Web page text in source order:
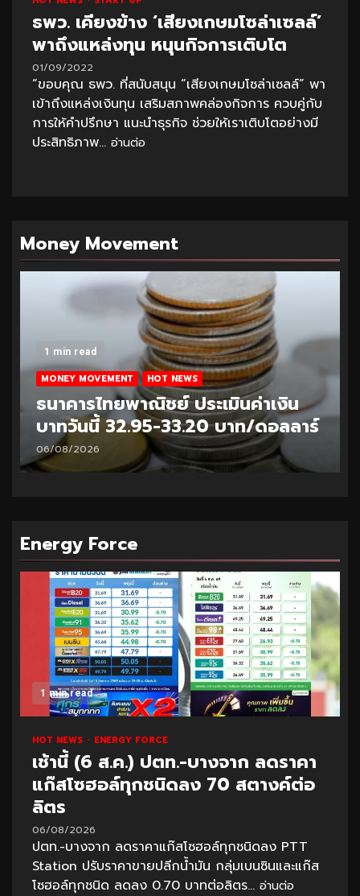
ธพว. เคียงข้าง ‘เสียงเกษมโซล่าเซลล์’
พาถึงแหล่งทุน หนุนกิจการเติบโต
01/09/2022
“ขอบคุณ ธพว. ที่สนับสนุน “เสียงเกษมโซล่าเซลล์” พา
เข้าถึงแหล่งเงินทุน เสริมสภาพคล่องกิจการ ควบคู่กับ
การให้คำปรึกษา แนะนำธุรกิจ ช่วยให้เราเติบโตอย่างมี
ประสิทธิภาพ... อ่านต่อ
Money Movement
1 min read
MONEY MOVEMENT HOT NEWS
ธนาคารไทยพาณิชย์ ประเมินค่าเงิน
บาทวันนี้ 32.95-33.20 บาท/ดอลลาร์
06/08/2026
Energy Force
1 min read
HOT NEWS ENERGY FORCE
เช้านี้ (6 ส.ค.) ปตท.-บางจาก ลดราคา
แก๊สโซฮอล์ทุกชนิดลง 70 สตางค์ต่อ
ลิตร
06/08/2026
ปตท.-บางจาก ลดราคาแก๊สโซฮอล์ทุกชนิดลง PTT
Station ปรับราคาขายปลีกน้ำมัน กลุ่มเบนซินและแก๊ส
โซฮอล์ทุกชนิด ลดลง 0.70 บาทต่อลิตร... อ่านต่อ